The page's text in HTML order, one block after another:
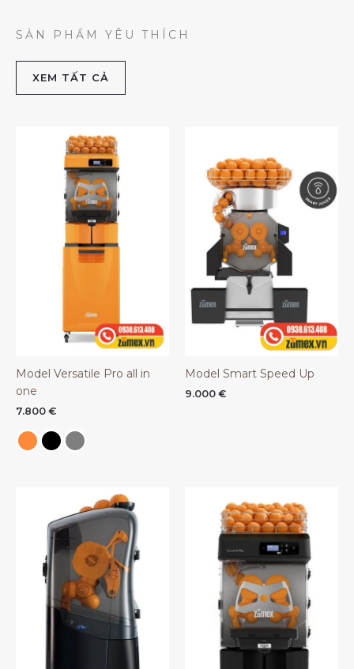
SẢN PHẨM YÊU THÍCH
XEM TẤT CẢ
Model Versatile Pro all in
one
7.800 €
Model Smart Speed Up
9.000 €